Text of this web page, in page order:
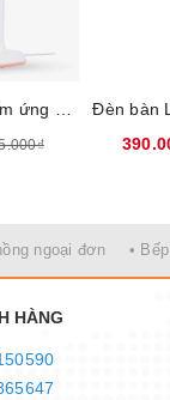
ngoại đơn •
HÀNG